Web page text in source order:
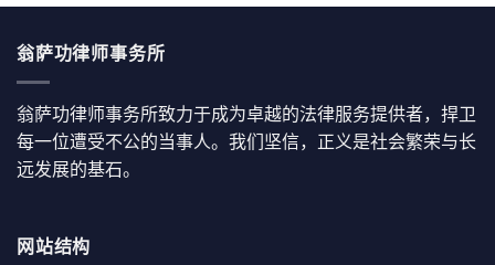
翁萨功律师事务所
翁萨功律师事务所致力于成为卓越的法律服务提供者，捍卫
每一位遭受不公的当事人。我们坚信，正义是社会繁荣与长
远发展的基石。
网站结构